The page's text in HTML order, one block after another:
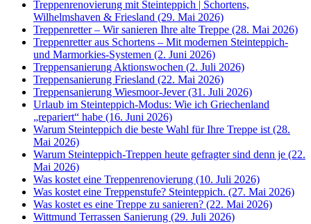
Treppenrenovierung mit Steinteppich | Schortens,
Wilhelmshaven & Friesland (29. Mai 2026)
Treppenretter – Wir sanieren Ihre alte Treppe (28. Mai 2026)
Treppenretter aus Schortens – Mit modernen Steinteppich-
und Marmorkies-Systemen (2. Juni 2026)
Treppensanierung Aktionswochen (2. Juli 2026)
Treppensanierung Friesland (22. Mai 2026)
Treppensanierung Wiesmoor-Jever (31. Juli 2026)
Urlaub im Steinteppich-Modus: Wie ich Griechenland
„repariert“ habe (16. Juni 2026)
Warum Steinteppich die beste Wahl für Ihre Treppe ist (28.
Mai 2026)
Warum Steinteppich-Treppen heute gefragter sind denn je (22.
Mai 2026)
Was kostet eine Treppenrenovierung (10. Juli 2026)
Was kostet eine Treppenstufe? Steinteppich. (27. Mai 2026)
Was kostet es eine Treppe zu sanieren? (22. Mai 2026)
Wittmund Terrassen Sanierung (29. Juli 2026)